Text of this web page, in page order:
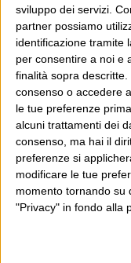
sviluppo dei servizi.
partner possiamo
identificazione tramite
per consentire a noi e
finalità sopra
consenso o accedere
le tue preferenze
alcuni trattamenti dei
consenso, ma hai il
preferenze si
modificare le tue
momento tornando su
"Privacy" in fondo alla
Luca Sofri
POST PRECEDENTE
Cicca cicca